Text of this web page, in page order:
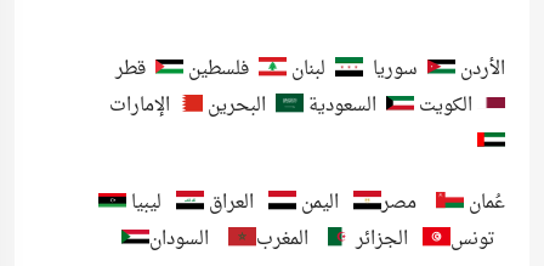
الأردن سوريا لبنان فلسطين
قطر
الكويت
السعودية البحرين الإمارات
عُمان مصر اليمن العراق
ليبيا
تونس
الجزائر المغرب السودان